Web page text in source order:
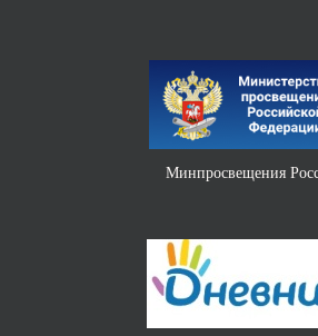
Минпросвещения России